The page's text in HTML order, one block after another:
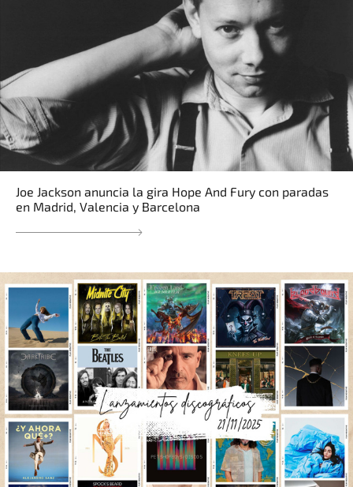
Joe Jackson anuncia la gira Hope And Fury con paradas
en Madrid, Valencia y Barcelona